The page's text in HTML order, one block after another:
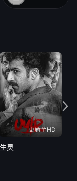
更新至HD
生灵